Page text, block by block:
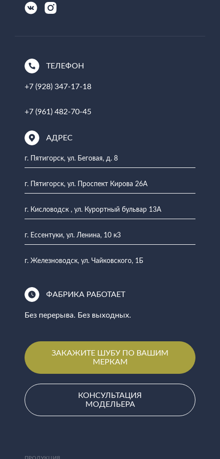
ТЕЛЕФОН
+7 (928) 347-17-18
+7 (961) 482-70-45
АДРЕС
г. Пятигорск, ул. Беговая, д. 8
г. Пятигорск, ул. Проспект Кирова 26А
г. Кисловодск , ул. Курортный бульвар 13А
г. Ессентуки, ул. Ленина, 10 к3
г. Железноводск, ул. Чайковского, 1Б
ФАБРИКА РАБОТАЕТ
Без перерыва. Без выходных.
ЗАКАЖИТЕ ШУБУ ПО ВАШИМ
МЕРКАМ
КОНСУЛЬТАЦИЯ
МОДЕЛЬЕРА